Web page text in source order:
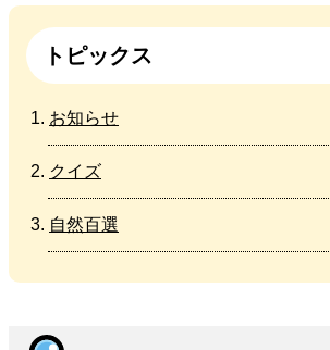
トピックス
お知らせ
クイズ
自然百選